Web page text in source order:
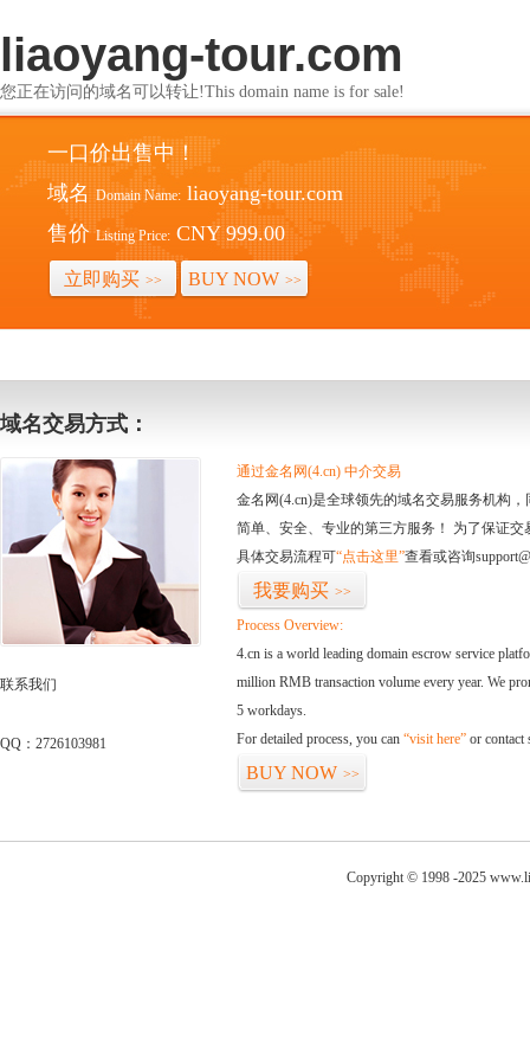
liaoyang-tour.com
您正在访问的域名可以转让!This domain name is for sale!
一口价出售中！
域名 Domain Name: liaoyang-tour.com
售价 Listing Price: CNY 999.00
立即购买 >> BUY NOW >>
域名交易方式：
联系我们
QQ：2726103981
通过金名网(4.cn) 中介交易
金名网(4.cn)是全球领先的域名交易服务机构
简单、安全、专业的第三方服务！ 为了保证
具体交易流程可“点击这里”查看或咨询
我要购买 >>
Process Overview:
4.cn is a world leading domain escrow service
million RMB transaction volume every year. We
5 workdays.
For detailed process, you can “visit here” or contact
BUY NOW >>
Copyright © 1998 -2025